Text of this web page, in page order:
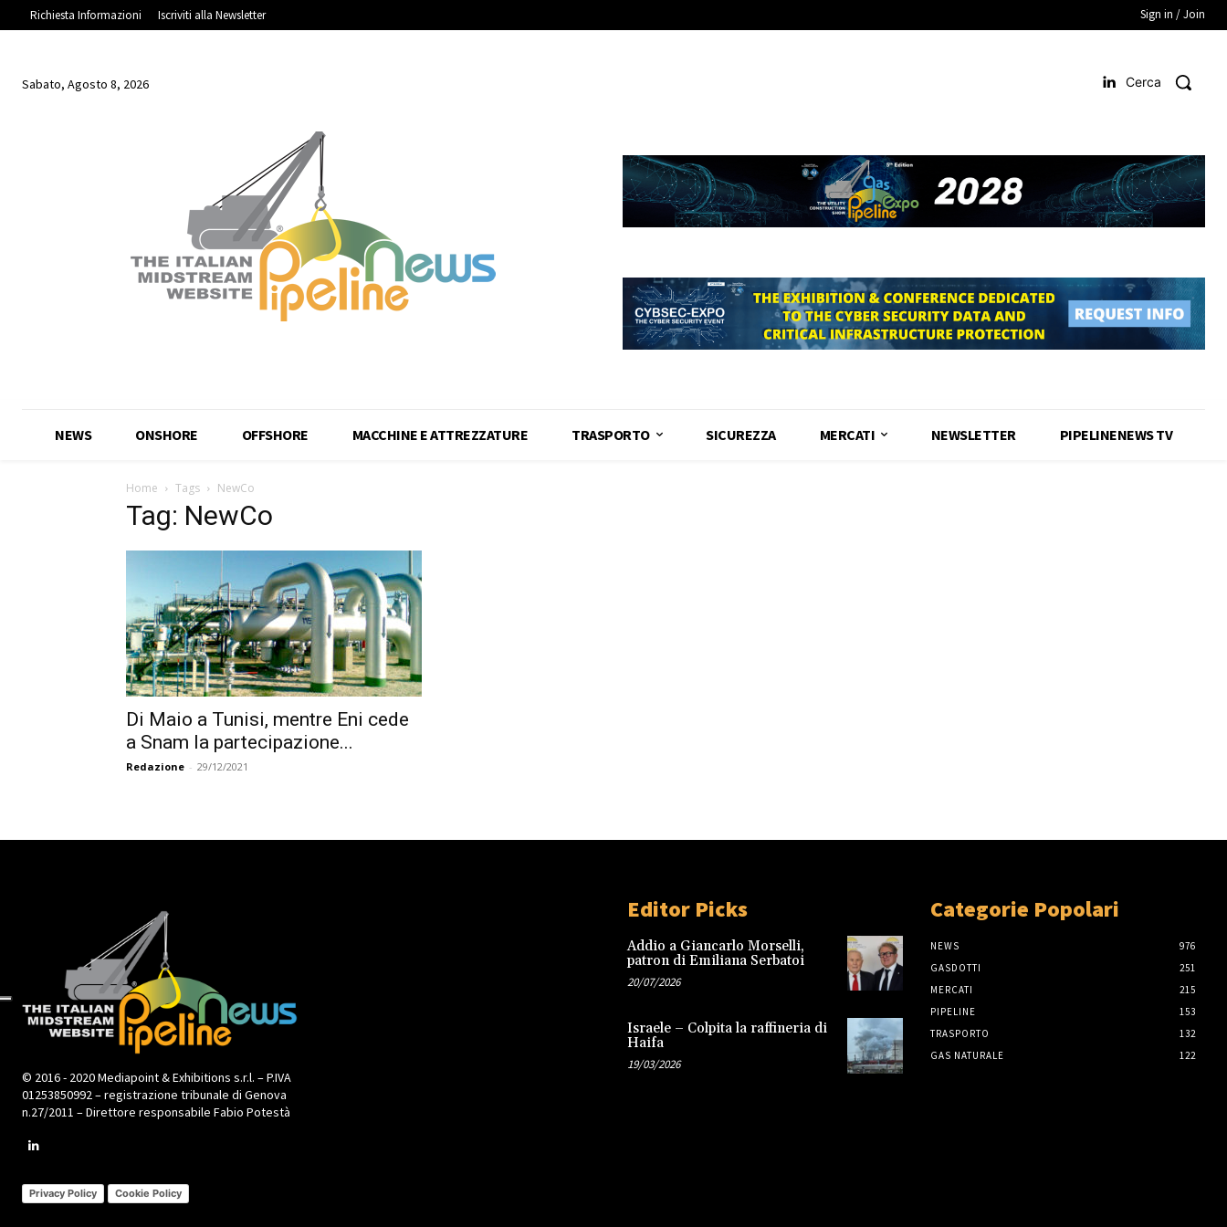
Richiesta Informazioni Iscriviti alla Newsletter Sign in / Join
Sabato, Agosto 8, 2026 Cerca
NEWS ONSHORE OFFSHORE MACCHINE E ATTREZZATURE TRASPORTO SICUREZZA MERCATI NEWSLETTER PIPELINENEWS TV
Home Tags NewCo
Tag: NewCo
Di Maio a Tunisi, mentre Eni cede
a Snam la partecipazione...
Redazione - 29/12/2021
© 2016 - 2020 Mediapoint & Exhibitions s.r.l. – P.IVA
01253850992 – registrazione tribunale di Genova
n.27/2011 – Direttore responsabile Fabio Potestà
Privacy Policy Cookie Policy
Editor Picks
Addio a Giancarlo Morselli,
patron di Emiliana Serbatoi
20/07/2026
Israele – Colpita la raffineria di
Haifa
19/03/2026
Categorie Popolari
NEWS
976
GASDOTTI
251
MERCATI
215
PIPELINE
153
TRASPORTO
132
GAS NATURALE
122